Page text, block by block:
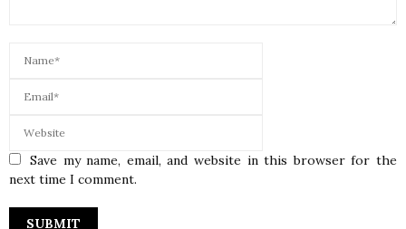
Save my name, email, and website in this browser for the
next time I comment.